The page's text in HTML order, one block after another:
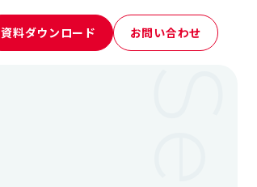
資料ダウンロード お問い合わせ